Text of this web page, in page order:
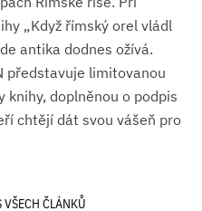
„Když římský orel vládl
antika dodnes ožívá.
představuje limitovanou
doplněnou o podpis
chtějí dát svou vášeň pro
ČLÁNKŮ